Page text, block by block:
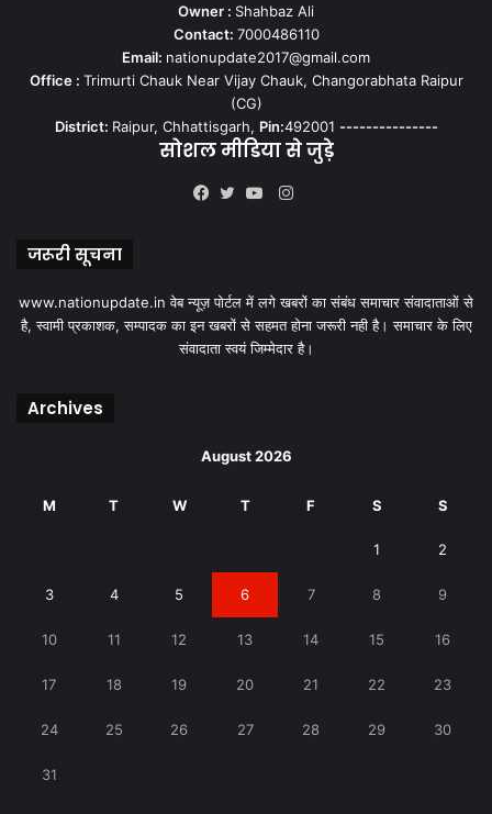
Owner : Shahbaz Ali
Contact: 7000486110
Email: nationupdate2017@gmail.com
Office : Trimurti Chauk Near Vijay Chauk, Changorabhata Raipur
(CG)
District: Raipur, Chhattisgarh, Pin:492001 ---------------
सोशल मीडिया से जुड़े
Instagram
जरूरी सूचना
www.nationupdate.in वेब न्यूज़ पोर्टल में लगे खबरों का संबंध समाचार संवादाताओं से
है, स्वामी प्रकाशक, सम्पादक का इन खबरों से सहमत होना जरूरी नही है। समाचार के लिए
संवादाता स्वयं जिम्मेदार है।
Archives
August 2026
M T W T F S S
1 2
3 4 5 6 7 8 9
10 11 12 13 14 15 16
17 18 19 20 21 22 23
24 25 26 27 28 29 30
31